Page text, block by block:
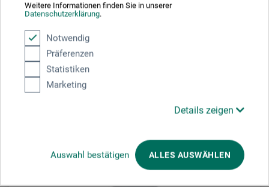
Weitere Informationen finden Sie in unserer
Datenschutzerklärung.
Notwendig
Präferenzen
Statistiken
Marketing
Details zeigen
Auswahl bestätigen ALLES AUSWÄHLEN
Kaolin
8,85 EUR *
1 Kg = 8,85 EUR / (netto: 7,44 EUR)